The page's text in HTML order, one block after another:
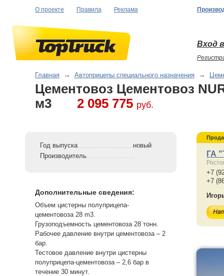
О проекте Правила Реклама
Вход
Главная → Автоприцепы специального назначения →
Цементовоз Цементовоз
м3
2 095 775 руб.
Год выпуска
новый
Производитель
Дополнительные сведения:
Объем цистерны полуприцепа-
цементовоза 28 m3.
Грузоподъемность цементовоза 28 тонн.
Рабочее давление внутри цементовоза – 2
бар.
Тестовое давление внутри цистерны
полуприцепа-цементовоза – 2,6 бар в
течение 30 минут.
ГА
+7
+7